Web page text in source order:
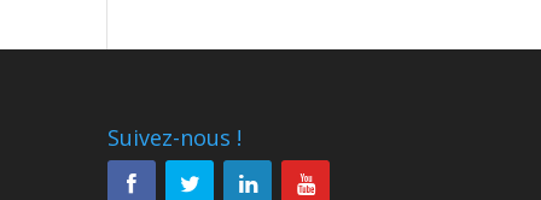
Suivez-nous !